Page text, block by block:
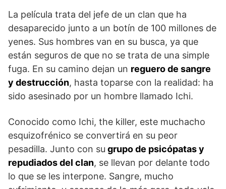
La película trata del jefe de un clan que ha
desaparecido junto a un botín de 100 millones de
yenes. Sus hombres van en su busca, ya que
están seguros de que no se trata de una simple
fuga. En su camino dejan un reguero de sangre
y destrucción, hasta toparse con la realidad: ha
sido asesinado por un hombre llamado Ichi.
Conocido como Ichi, the killer, este muchacho
esquizofrénico se convertirá en su peor
pesadilla. Junto con su grupo de psicópatas y
repudiados del clan, se llevan por delante todo
lo que se les interpone. Sangre, mucho